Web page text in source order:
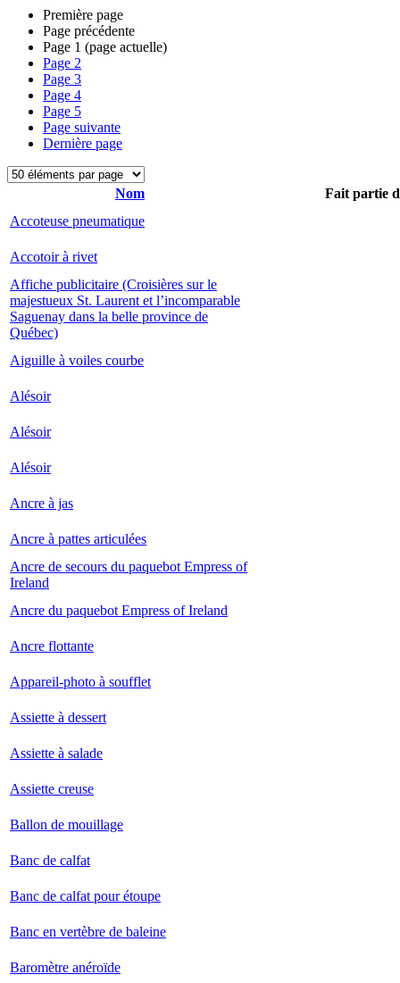
Première page
Page précédente
Page 1 (page actuelle)
Page 2
Page 3
Page 4
Page 5
Page suivante
Dernière page
Nom
Fait partie
Accoteuse pneumatique
Accotoir à rivet
Affiche publicitaire (Croisières sur le
majestueux St. Laurent et l’incomparable
Saguenay dans la belle province de
Québec)
Aiguille à voiles courbe
Alésoir
Alésoir
Alésoir
Ancre à jas
Ancre à pattes articulées
Ancre de secours du paquebot Empress of
Ireland
Ancre du paquebot Empress of Ireland
Ancre flottante
Appareil-photo à soufflet
Assiette à dessert
Assiette à salade
Assiette creuse
Ballon de mouillage
Banc de calfat
Banc de calfat pour étoupe
Banc en vertèbre de baleine
Baromètre anéroïde